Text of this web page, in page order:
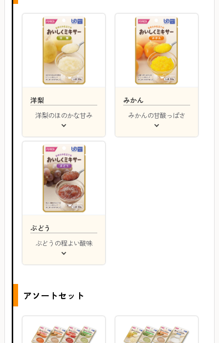
洋梨
洋梨のほのかな甘み
みかん
みかんの甘酸っぱさ
ぶどう
ぶどうの程よい酸味
アソートセット